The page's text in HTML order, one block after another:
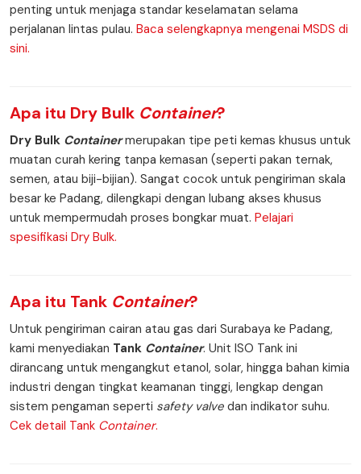
penting untuk menjaga standar keselamatan selama
perjalanan lintas pulau. Baca selengkapnya mengenai MSDS di
sini.
Apa itu Dry Bulk Container?
Dry Bulk Containermerupakan tipe peti kemas khusus untuk
muatan curah kering tanpa kemasan (seperti pakan ternak,
semen, atau biji-bijian). Sangat cocok untuk pengiriman skala
besar ke Padang, dilengkapi dengan lubang akses khusus
untuk mempermudah proses bongkar muat. Pelajari
spesifikasi Dry Bulk.
Apa itu Tank Container?
Untuk pengiriman cairan atau gas dari Surabaya ke Padang,
kami menyediakan Tank Container. Unit ISO Tank ini
dirancang untuk mengangkut etanol, solar, hingga bahan kimia
industri dengan tingkat keamanan tinggi, lengkap dengan
sistem pengaman seperti safety valve dan indikator suhu.
Cek detail Tank Container.